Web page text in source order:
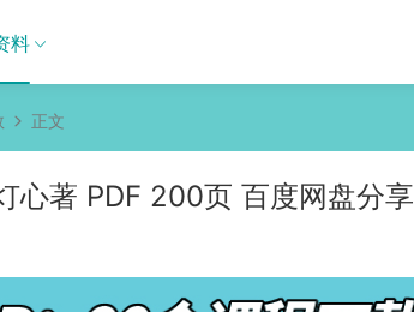
料
正文
心著 PDF 200页 百度网盘分享